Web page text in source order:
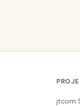
jtcom